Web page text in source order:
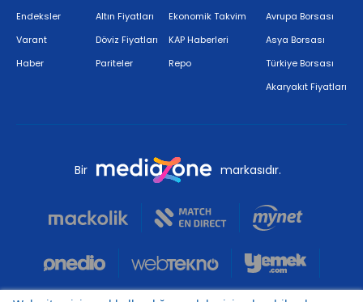
Endeksler
Varant
Haber
Altın Fiyatları
Döviz Fiyatları
Pariteler
Ekonomik Takvim
KAP Haberleri
Repo
Avrupa Borsası
Asya Borsası
Türkiye Borsası
Akaryakıt Fiyatları
Bir markasıdır.